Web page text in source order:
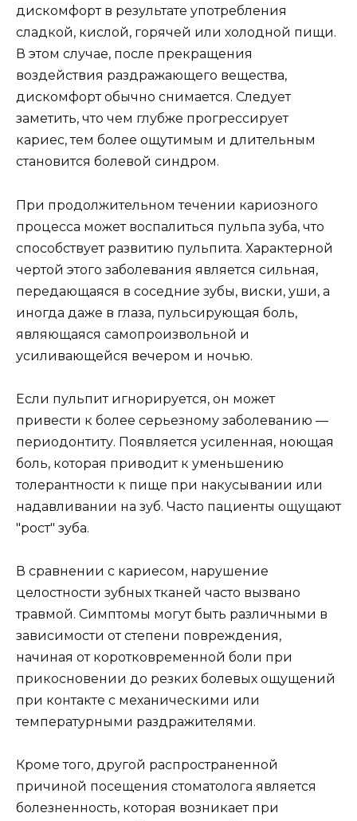
дискомфорт в результате употребления
сладкой, кислой, горячей или холодной пищи.
В этом случае, после прекращения
воздействия раздражающего вещества,
дискомфорт обычно снимается. Следует
заметить, что чем глубже прогрессирует
кариес, тем более ощутимым и длительным
становится болевой синдром.
При продолжительном течении кариозного
процесса может воспалиться пульпа зуба, что
способствует развитию пульпита. Характерной
чертой этого заболевания является сильная,
передающаяся в соседние зубы, виски, уши, а
иногда даже в глаза, пульсирующая боль,
являющаяся самопроизвольной и
усиливающейся вечером и ночью.
Если пульпит игнорируется, он может
привести к более серьезному заболеванию —
периодонтиту. Появляется усиленная, ноющая
боль, которая приводит к уменьшению
толерантности к пище при накусывании или
надавливании на зуб. Часто пациенты ощущают
"рост" зуба.
В сравнении с кариесом, нарушение
целостности зубных тканей часто вызвано
травмой. Симптомы могут быть различными в
зависимости от степени повреждения,
начиная от коротковременной боли при
прикосновении до резких болевых ощущений
при контакте с механическими или
температурными раздражителями.
Кроме того, другой распространенной
причиной посещения стоматолога является
болезненность, которая возникает при